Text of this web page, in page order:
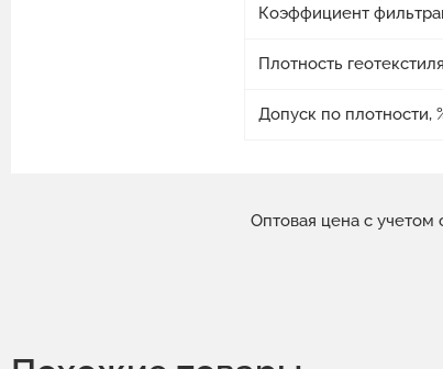
Коэффициент
Плотность
Допуск по плотности,
Оптовая цена с учетом